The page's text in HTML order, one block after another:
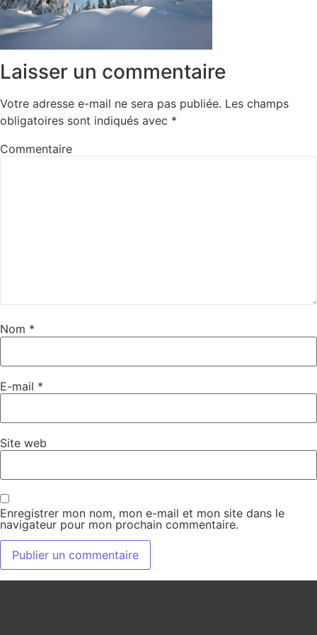
Laisser un commentaire
Votre adresse e-mail ne sera pas publiée. Les champs
obligatoires sont indiqués avec *
Commentaire
Nom *
E-mail *
Site web
Enregistrer mon nom, mon e-mail et mon site dans le
navigateur pour mon prochain commentaire.